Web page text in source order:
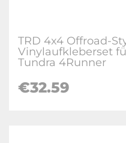
TRD 4x4 Offroad-
Vinylaufkleberset
Tundra 4Runner
€32.59